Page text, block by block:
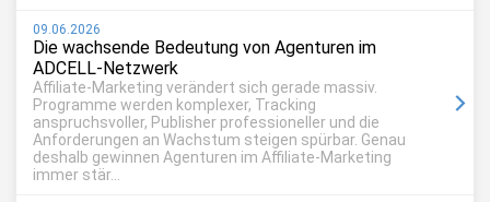
09.06.2026
Die wachsende Bedeutung von Agenturen im
ADCELL-Netzwerk
Affiliate-Marketing verändert sich gerade massiv.
Programme werden komplexer, Tracking
anspruchsvoller, Publisher professioneller und die
Anforderungen an Wachstum steigen spürbar. Genau
deshalb gewinnen Agenturen im Affiliate-Marketing
immer stär...